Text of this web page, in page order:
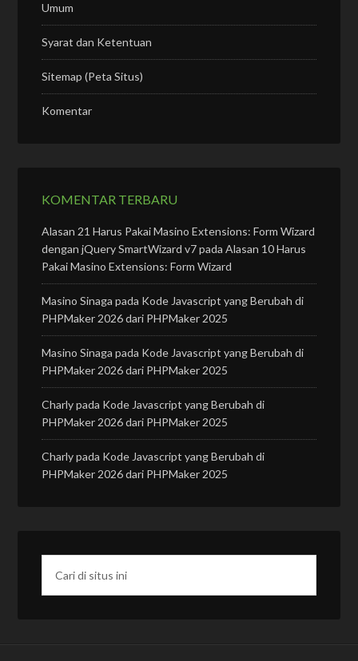
Umum
Syarat dan Ketentuan
Sitemap (Peta Situs)
Komentar
KOMENTAR TERBARU
Alasan 21 Harus Pakai Masino Extensions: Form Wizard
dengan jQuery SmartWizard v7padaAlasan 10 Harus
Pakai Masino Extensions: Form Wizard
Masino Sinaga pada Kode Javascript yang Berubah di
PHPMaker 2026 dari PHPMaker 2025
Masino Sinaga pada Kode Javascript yang Berubah di
PHPMaker 2026 dari PHPMaker 2025
Charlypada Kode Javascript yang Berubah di
PHPMaker 2026 dari PHPMaker 2025
Charlypada Kode Javascript yang Berubah di
PHPMaker 2026 dari PHPMaker 2025